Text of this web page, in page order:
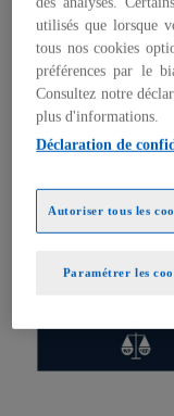
utilisés que lorsque
tous nos cookies
préférences par le
Consultez notre
plus d'informations.
Déclaration de
Paramétrer les
Autoriser tous les